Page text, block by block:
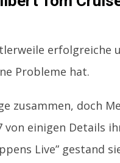
erfolgreiche
Probleme hat.
zusammen, doch
von einigen Details
Live” gestand